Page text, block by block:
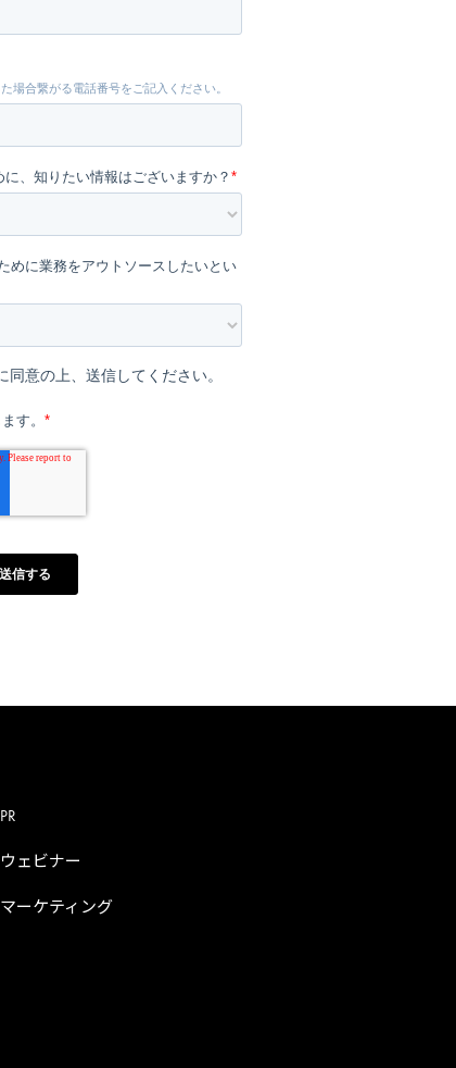
PR
ウェビナー
マーケティング